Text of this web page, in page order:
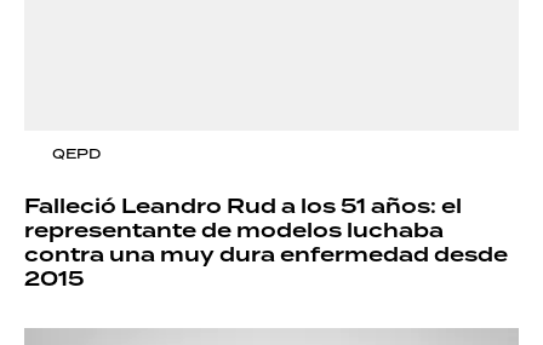
QEPD
Falleció Leandro Rud a los 51 años: el
representante de modelos luchaba
contra una muy dura enfermedad desde
2015